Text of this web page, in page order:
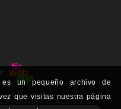
un pequeño archivo de
que visitas nuestra página